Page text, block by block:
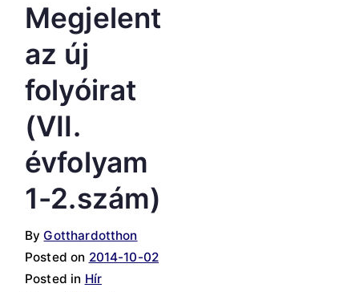
Megjelent
az új
folyóirat
(VII.
évfolyam
1-2.szám)
ByGotthardotthon
Posted on 2014-10-02
Posted in Hír